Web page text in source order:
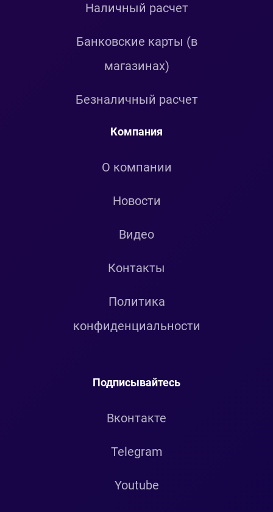
Наличный расчет
Банковские карты (в
магазинах)
Безналичный расчет
Компания
О компании
Новости
Видео
Контакты
Политика
конфиденциальности
Подписывайтесь
Вконтакте
Telegram
Youtube